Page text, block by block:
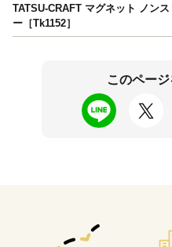
TATSU-CRAFT マグネット ノン
ー［Tk1152］
このペー